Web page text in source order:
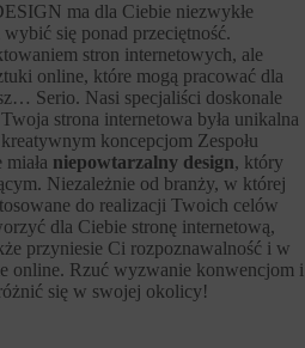
ma dla Ciebie niezwykłe
się ponad przeciętność.
stron internetowych, ale
online, które mogą pracować dla
Serio. Nasi specjaliści doskonale
strona internetowa była unikalna
koncepcjom Zespołu
niepowtarzalny design, który
Niezależnie od branży, w której
do realizacji Twoich celów
dla Ciebie stronę internetową,
przyniesie Ci rozpoznawalność i w
online. Rzuć wyzwanie konwencjom i
się w swojej okolicy!